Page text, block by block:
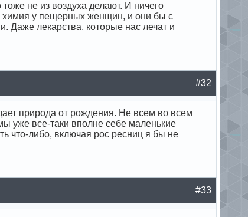
не из воздуха делают. И ничего
химия у пещерных женщин, и они бы с
Даже лекарства, которые нас лечат и
#32
природа от рождения. Не всем во всем
уже все-таки вполне себе маленькие
что-либо, включая рос ресниц я бы не
#33